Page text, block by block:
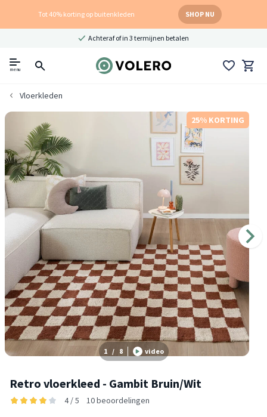
Tot 40% korting op buitenkleden SHOP NU
Achteraf of in 3 termijnen betalen
menu
Vloerkleden
25% KORTING
1 / 8 video
Retro vloerkleed - Gambit Bruin/Wit
4 / 5 10 beoordelingen